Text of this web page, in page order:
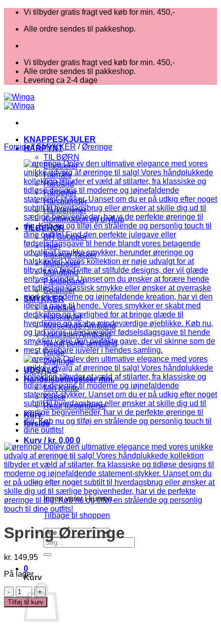
Fortsæt
indhold
Vi tilbyder gratis fragt ved køb for min. 450,-
Alle ordre sendes til pakkeshop.
Vi tilbyder gratis fragt ved køb for min. 450,-
Alle ordre sendes til pakkeshop.
Levering ca 2-4 dage
KNAPPESKJULER
HÅRPYNT
TIL BØRN
Elastikker
Hårnåle
Hårbånd
Hårbøjler
Hårspænder
Hårklemmer
Konfirmation og bryllup
TILBEHØR
BH Stropper
Huer
Makeup Tasker
Muleposer
Mundbind
Pandebånd
Solbriller
SMYKKER
Armbånd
Halskæder
Morsekode Armbånd
Natursten Armbånd
Nepal perle armbånd
Ringe
Øreringe
UDSALG
Handelsbetingelser mm.
Min Konto
Kasse
Retur forsendelse
Kurv
forside
Kurv / kr. 0,00 0
Ingen varer i kurven.
Tilbage til shoppen
Søg
efter:
0
Kurv
Forside / SMYKKER / Øreringe
Spring Øreringe
kr. 149,95
På lager
Spring
Øreringe
antal
Tilføj til kurv